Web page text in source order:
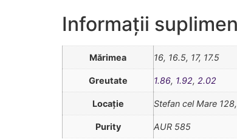
Informații
Mărimea 16, 16.5, 17, 17.5
Greutate 1.86, 1.92, 2.02
Locație Stefan cel Mare
Purity AUR 585